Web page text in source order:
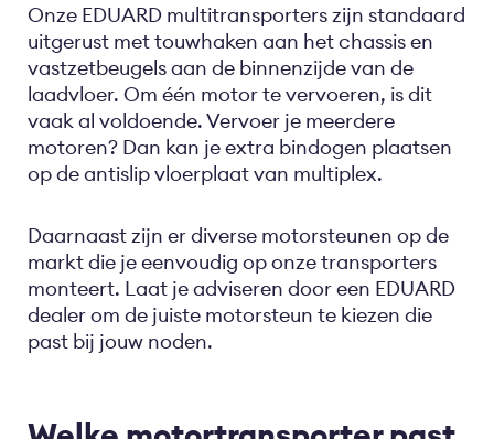
Onze EDUARD multitransporters zijn standaard
uitgerust met touwhaken aan het chassis en
vastzetbeugels aan de binnenzijde van de
laadvloer. Om één motor te vervoeren, is dit
vaak al voldoende. Vervoer je meerdere
motoren? Dan kan je extra bindogen plaatsen
op de antislip vloerplaat van multiplex.
Daarnaast zijn er diverse motorsteunen op de
markt die je eenvoudig op onze transporters
monteert. Laat je adviseren door een EDUARD
dealer om de juiste motorsteun te kiezen die
past bij jouw noden.